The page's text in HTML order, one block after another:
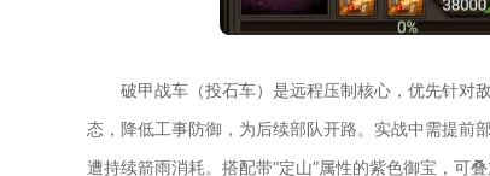
破甲战车（投石车）是远程压制核心，优先针对
态，降低工事防御，为后续部队开路。实战中需提前
遭持续箭雨消耗。搭配带“定山”属性的紫色御宝，可